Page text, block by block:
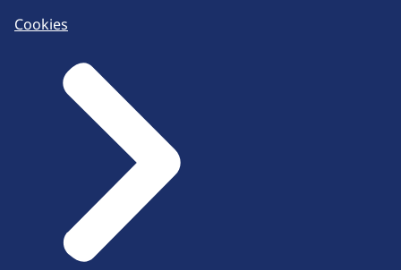
Cookies